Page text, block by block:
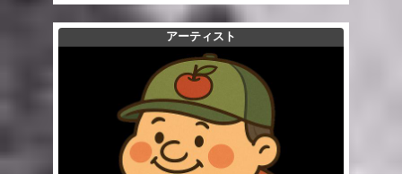
アーティスト